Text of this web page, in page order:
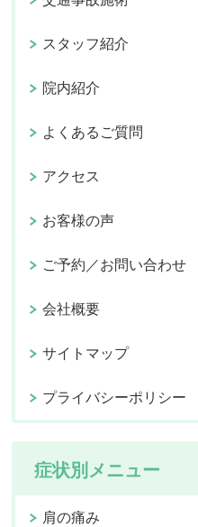
スタッフ紹介
院内紹介
よくあるご質問
アクセス
お客様の声
ご予約／お問い合わせ
会社概要
サイトマップ
プライバシーポリシー
症状別メニュー
肩の痛み